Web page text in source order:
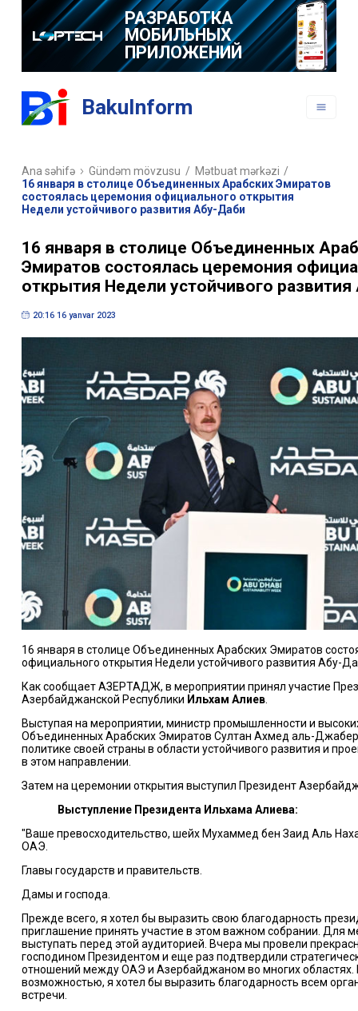
РАЗРАБОТКА
МОБИЛЬНЫХ
ПРИЛОЖЕНИЙ
BakuInform
Ana səhifə Gündəm mövzusu / Mətbuat mərkəzi /
16 января в столице Объединенных Арабских Эмиратов
состоялась церемония официального открытия
Недели устойчивого развития Абу-Даби
16 января в столице Объединенных
Эмиратов состоялась церемония
открытия Недели устойчивого
20:16 16 yanvar 2023
16 января в столице Объединенных Арабских Эмиратов
официального открытия Недели устойчивого развития Абу-
Как сообщаетАЗЕРТАДЖ, в мероприятии принял участие
Азербайджанской Республики Ильхам Алиев.
Выступая на мероприятии, министр промышленности и
Объединенных Арабских Эмиратов Султан Ахмед аль-Джабер
политике своей страны в области устойчивого развития и
в этом направлении.
Затем на церемонии открытия выступил Президент
Выступление Президента Ильхама Алиева:
"Ваше превосходительство, шейх Мухаммед бен Заид Аль
ОАЭ.
Главы государств и правительств.
Дамы и господа.
Прежде всего, я хотел бы выразить свою благодарность
приглашение принять участие в этом важном собрании. Для
выступать перед этой аудиторией. Вчера мы провели
господином Президентом и еще раз подтвердили
отношений между ОАЭ и Азербайджаном во многих областях.
возможностью, я хотел бы выразить благодарность всем
встречи.